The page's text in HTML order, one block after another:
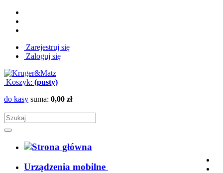
Zarejestruj się
Zaloguj się
Koszyk: (pusty)
do kasy suma: 0,00 zł
Urządzenia mobilne